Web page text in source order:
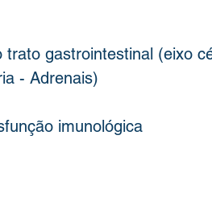
trato gastrointestinal (eixo
- Adrenais)
imunológica